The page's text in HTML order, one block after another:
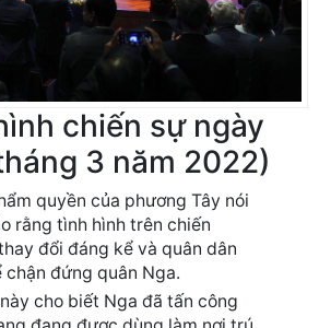
chiến sự ngày
3 năm 2022)
quyền của phương Tây nói
rằng tình hình trên chiến
đổi đáng kể và quân dân
chận đứng quân Nga.
cho biết Nga đã tấn công